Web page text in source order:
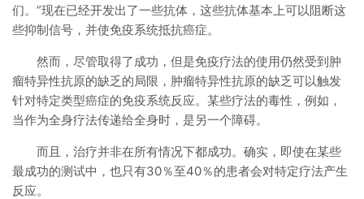
们。”现在已经开发出了一些抗体，这些抗体基本上可以阻断这
些抑制信号，并使免疫系统抵抗癌症。
然而，尽管取得了成功，但是免疫疗法的使用仍然受到肿
瘤特异性抗原的缺乏的局限，肿瘤特异性抗原的缺乏可以触发
针对特定类型癌症的免疫系统反应。某些疗法的毒性，例如，
当作为全身疗法传递给全身时，是另一个障碍。
而且，治疗并非在所有情况下都成功。确实，即使在某些
最成功的测试中，也只有30％至40％的患者会对特定疗法产生
反应。